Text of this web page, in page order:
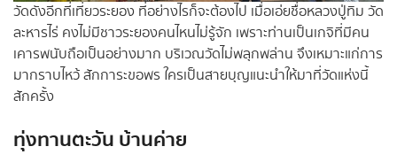
วัดดังอีกที่เที่ยวระยอง ที่อย่างไรก็จะต้องไป เมื่อเอ่ยชื่อหลวงปู่ทิม วัด
ละหารไร่ คงไม่มีชาวระยองคนไหนไม่รู้จัก เพราะท่านเป็นเกจิที่มีคน
เคารพนับถือเป็นอย่างมาก บริเวณวัดไม่พลุกพล่าน จึงเหมาะแก่การ
มากราบไหว้ สักการะขอพร ใครเป็นสายบุญแนะนำให้มาที่วัดแห่งนี้
สักครั้ง
ทุ่งทานตะวัน บ้านค่าย